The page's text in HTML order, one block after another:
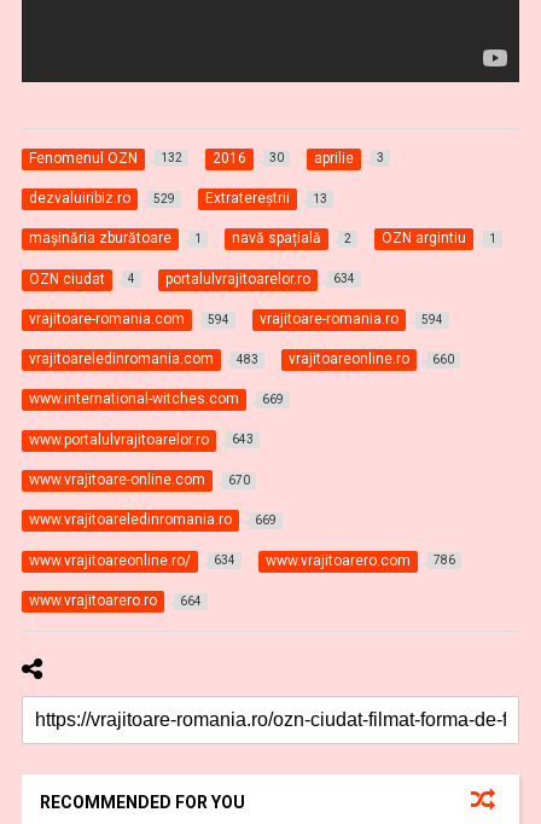
Fenomenul OZN 132 2016 30 aprilie 3
dezvaluiribiz.ro 529 Extratereştrii 13
maşinăria zburătoare 1 navă spațială 2 OZN argintiu 1
OZN ciudat 4 portalulvrajitoarelor.ro 634
vrajitoare-romania.com 594 vrajitoare-romania.ro 594
vrajitoareledinromania.com 483 vrajitoareonline.ro 660
www.international-witches.com 669
www.portalulvrajitoarelor.ro 643
www.vrajitoare-online.com 670
www.vrajitoareledinromania.ro 669
www.vrajitoareonline.ro/ 634 www.vrajitoarero.com 786
www.vrajitoarero.ro 664
RECOMMENDED FOR YOU